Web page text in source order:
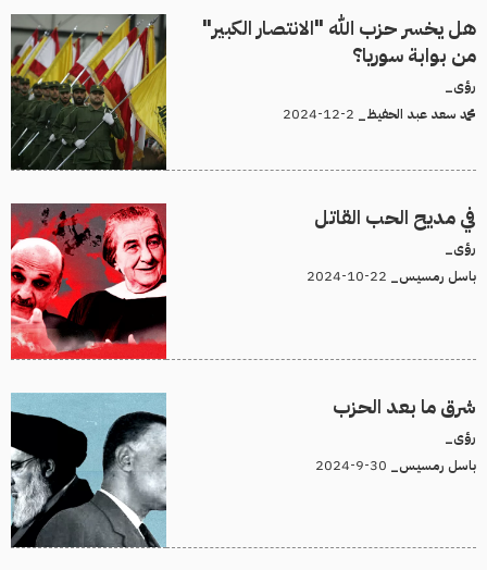
هل يخسر حزب الله "الانتصار الكبير"
من بوابة سوريا؟
رؤى_
محمد سعد عبد الحفيظ_
في مديح الحب القاتل
رؤى_
باسل رمسيس_
شرق ما بعد الحزب
رؤى_
باسل رمسيس_